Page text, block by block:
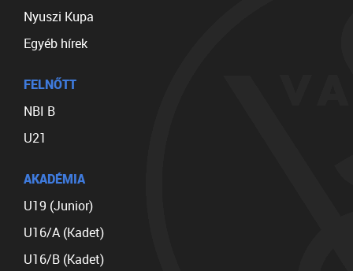
Nyuszi Kupa
Egyéb hírek
FELNŐTT
NBI B
U21
AKADÉMIA
U19 (Junior)
U16/A (Kadet)
U16/B (Kadet)